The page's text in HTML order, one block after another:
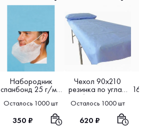
Набородник
спанбонд 25 г/м2
Осталось 1000 шт
350 ₽
Чехол 90х210
резинка по углам
спанбонд 25 10 шт
в упаковке
Осталось 1000 шт
620 ₽